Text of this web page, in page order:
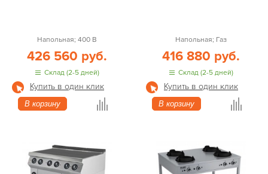
Напольная; 400 В
426 560 руб.
Склад (2-5 дней)
Купить в один клик
В корзину
Напольная; Газ
416 880 руб.
Склад (2-5 дней)
Купить в один клик
В корзину